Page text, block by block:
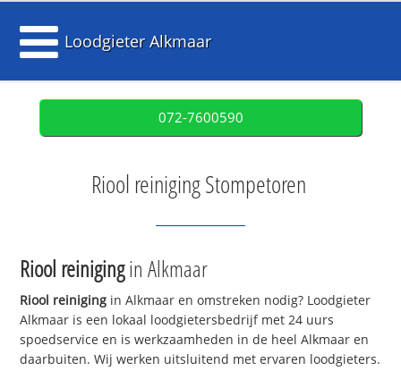
Loodgieter Alkmaar
072-7600590
Riool reiniging Stompetoren
Riool reinigingin Alkmaar
Riool reiniging in Alkmaar en omstreken nodig? Loodgieter
Alkmaar is een lokaal loodgietersbedrijf met 24 uurs
spoedservice en is werkzaamheden in de heel Alkmaar en
daarbuiten. Wij werken uitsluitend met ervaren loodgieters.